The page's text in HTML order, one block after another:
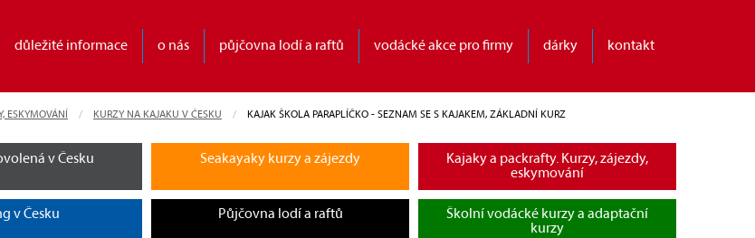
důležité informace o nás půjčovna lodí a raftů vodácké akce pro firmy dárky kontakt
ESKYMOVÁNÍ KURZY NA KAJAKU V ČESKU CURRENT:
KAJAK ŠKOLA PARAPLÍČKO - SEZNAM SE S KAJAKEM, ZÁKLADNÍ KURZ
v Česku Seakayaky kurzy a zájezdy
Kajaky a packrafty. Kurzy, zájezdy,
eskymování
v Česku Půjčovna lodí a raftů
Školní vodácké kurzy a adaptační
kurzy